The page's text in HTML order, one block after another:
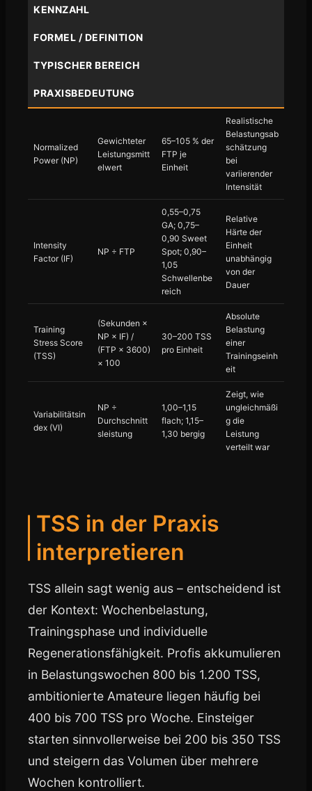
KENNZAHL
FORMEL / DEFINITION
TYPISCHER BEREICH
PRAXISBEDEUTUNG
Normalized
Power (NP)
Gewichteter
Leistungsmitt
elwert
65–105 % der
FTP je
Einheit
Realistische
Belastungsab
schätzung
bei
variierender
Intensität
Intensity
Factor (IF)
NP ÷ FTP
0,55–0,75
GA; 0,75–
0,90 Sweet
Spot; 0,90–
1,05
Schwellenbe
reich
Relative
Härte der
Einheit
unabhängig
von der
Dauer
Training
Stress Score
(TSS)
(Sekunden ×
NP × IF) /
(FTP × 3600)
× 100
30–200 TSS
pro Einheit
Absolute
Belastung
einer
Trainingseinh
eit
Variabilitätsin
dex (VI)
NP ÷
Durchschnitt
sleistung
1,00–1,15
flach; 1,15–
1,30 bergig
Zeigt, wie
ungleichmäßi
g die
Leistung
verteilt war
TSS in der Praxis
interpretieren
TSS allein sagt wenig aus – entscheidend ist
der Kontext: Wochenbelastung,
Trainingsphase und individuelle
Regenerationsfähigkeit. Profis akkumulieren
in Belastungswochen 800 bis 1.200 TSS,
ambitionierte Amateure liegen häufig bei
400 bis 700 TSS pro Woche. Einsteiger
starten sinnvollerweise bei 200 bis 350 TSS
und steigern das Volumen über mehrere
Wochen kontrolliert.